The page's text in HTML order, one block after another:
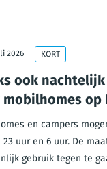
2026 KORT
ook
op
en campers
23 uur en 6 uur. De
gebruik tegen te